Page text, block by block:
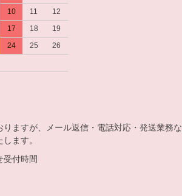
10 11
12
17 18
19
24 25
26
ますが、メール返信・電話対応・発送業務な
ます。
受付時間